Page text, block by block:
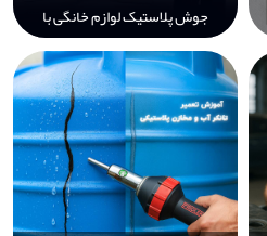
جوش پلاستیک لوازم خانگی با
Prolektro – ترمیم سریع، دائمی و
آسان قطعات آسیب‌دیده